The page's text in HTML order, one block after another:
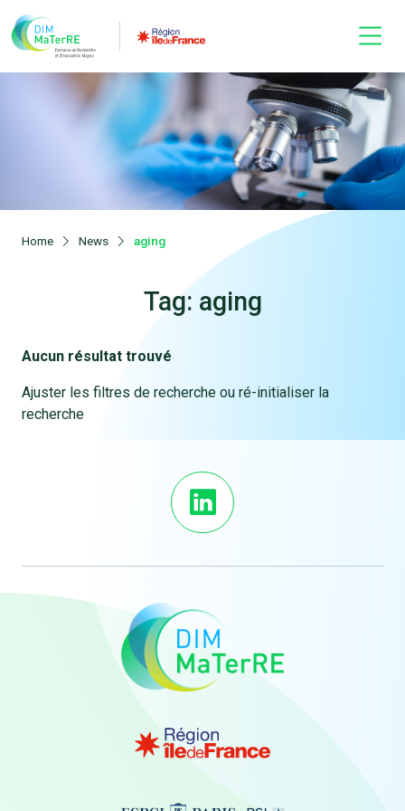
Home News aging
Tag: aging
Aucun résultat trouvé
Ajuster les filtres de recherche ou ré-initialiser la
recherche